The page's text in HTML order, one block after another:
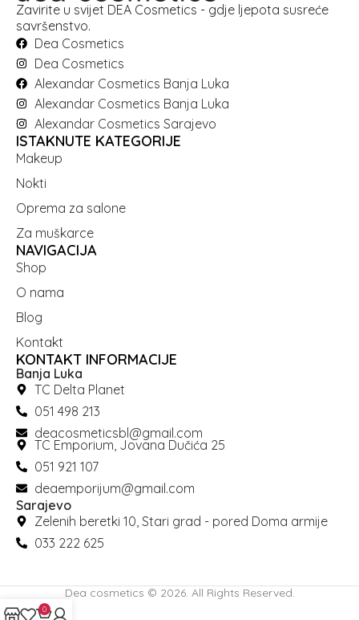
Zavirite u svijet DEA Cosmetics - gdje ljepota susreće
savršenstvo.
Dea Cosmetics
Dea Cosmetics
Alexandar Cosmetics Banja Luka
Alexandar Cosmetics Banja Luka
Alexandar Cosmetics Sarajevo
ISTAKNUTE KATEGORIJE
Makeup
Nokti
Oprema za salone
Za muškarce
NAVIGACIJA
Shop
O nama
Blog
Kontakt
KONTAKT INFORMACIJE
Banja Luka
TC Delta Planet
051 498 213
deacosmeticsbl@gmail.com
TC Emporium, Jovana Dučića 25
051 921 107
deaemporijum@gmail.com
Sarajevo
Zelenih beretki 10, Stari grad - pored Doma armije
033 222 625
Dea cosmetics © 2026. All Rights Reserved.
0